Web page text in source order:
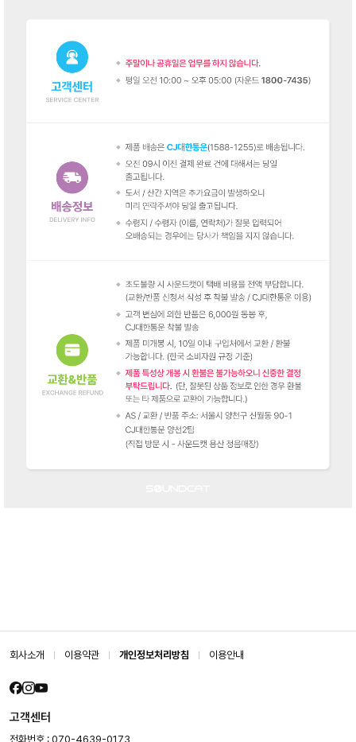
회사소개 이용약관 개인정보처리방침 이용안내
고객센터
전화번호 : 070-4639-0173